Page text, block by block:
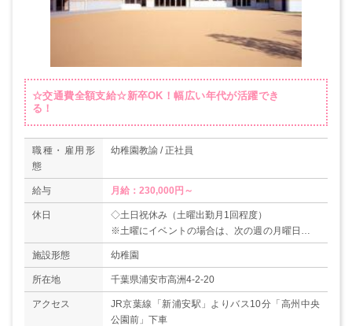
☆交通費全額支給☆新卒OK！幅広い年代が活躍でき
る！
職種・雇用形
態
幼稚園教諭 / 正社員
給与 月給：230,000円～
休日
◇土日祝休み（土曜出勤月1回程度）
※土曜にイベントの場合は、次の週の月曜日に代
休有り
◇有給休暇
施設形態 幼稚園
所在地 千葉県浦安市高洲4-2-20
アクセス
JR京葉線「新浦安駅」よりバス10分「高州中央
公園前」下車